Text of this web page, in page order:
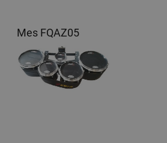
Mes FQAZ05